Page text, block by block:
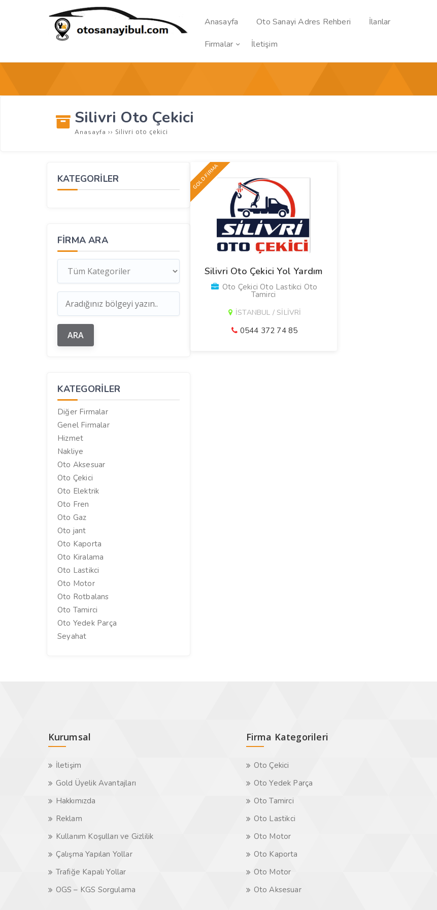
Anasayfa Oto Sanayi Adres Rehberi
İlanlar
Firmalar
İletişim
Silivri Oto Çekici
Anasayfa ›› Silivri oto çekici
KATEGORİLER
FIRMA ARA
KATEGORILER
Diğer Firmalar
Genel Firmalar
Hizmet
Nakliye
Oto Aksesuar
Oto Çekici
Oto Elektrik
Oto Fren
Oto Gaz
Oto jant
Oto Kaporta
Oto Kiralama
Oto Lastikci
Oto Motor
Oto Rotbalans
Oto Tamirci
Oto Yedek Parça
Seyahat
GOLD FİRMA
Silivri Oto Çekici Yol Yardım
Oto Çekici Oto Lastikci Oto
Tamirci
İSTANBUL / SİLİVRİ
0544 372 74 85
Kurumsal
İletişim
Gold Üyelik Avantajları
Hakkımızda
Reklam
Kullanım Koşulları ve Gizlilik
Çalışma Yapılan Yollar
Trafiğe Kapalı Yollar
OGS – KGS Sorgulama
Firma Kategorileri
Oto Çekici
Oto Yedek Parça
Oto Tamirci
Oto Lastikci
Oto Motor
Oto Kaporta
Oto Motor
Oto Aksesuar